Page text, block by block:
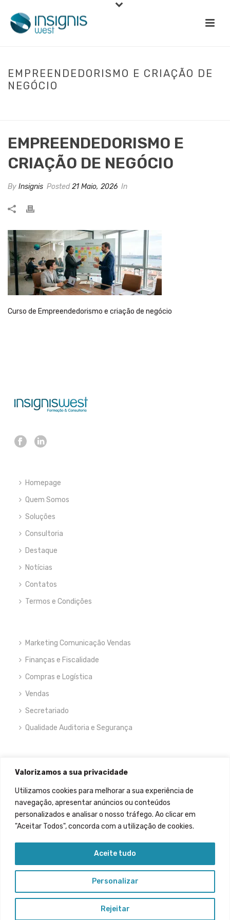
Valorizamos a sua privacidade
Utilizamos cookies para melhorar a sua experiência de
navegação, apresentar anúncios ou conteúdos
personalizados e analisar o nosso tráfego. Ao clicar em
"Aceitar Todos", concorda com a utilização de cookies.
Personalizar
Rejeitar
Aceite tudo
EMPREENDEDORISMO E CRIAÇÃO DE
NEGÓCIO
EMPREENDEDORISMO E
CRIAÇÃO DE NEGÓCIO
By Insignis Posted21 Maio, 2026 In
Curso de Empreendedorismo e criação de negócio
Homepage
Quem Somos
Soluções
Consultoria
Destaque
Notícias
Contatos
Termos e Condições
Marketing Comunicação Vendas
Finanças e Fiscalidade
Compras e Logística
Vendas
Secretariado
Qualidade Auditoria e Segurança
© 2021 Insignis West. Todos os direitos reservados. | Developed by